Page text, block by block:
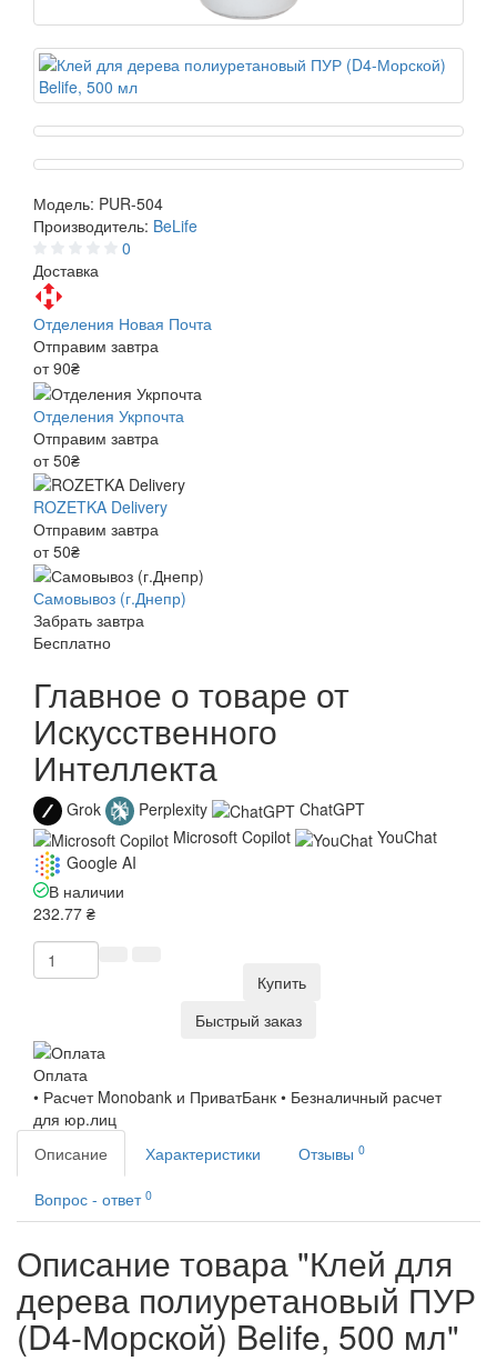
Модель: PUR-504
Производитель: BeLife
0
Доставка
Отделения Новая Почта
Отправим завтра
от 90₴
Отделения Укрпочта
Отправим завтра
от 50₴
ROZETKA Delivery
Отправим завтра
от 50₴
Самовывоз (г.Днепр)
Забрать завтра
Бесплатно
Главное о товаре от
Искусственного
Интеллекта
Grok Perplexity
ChatGPT
Microsoft Copilot
YouChat
Google AI
В наличии
232.77 ₴
Купить
Быстрый заказ
Оплата
• Расчет Monobank и ПриватБанк • Безналичный расчет
для юр.лиц
Описание
Характеристики Отзывы 0
Вопрос - ответ 0
Описание товара "Клей для
дерева полиуретановый ПУР
(D4-Морской) Belife, 500 мл"